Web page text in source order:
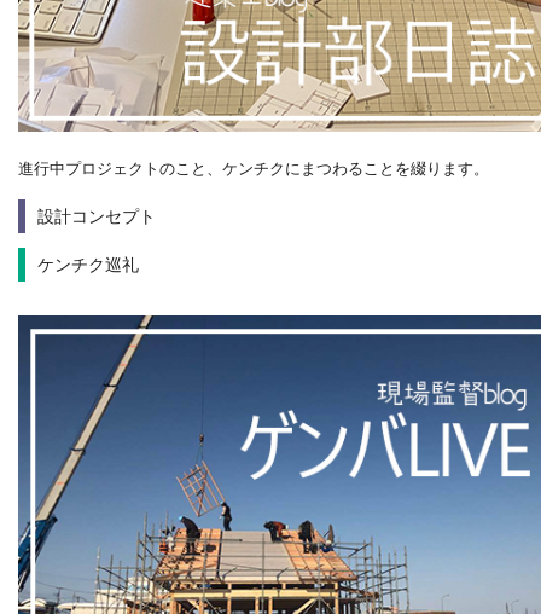
進行中プロジェクトのこと、ケンチクにまつわることを綴ります。
設計コンセプト
ケンチク巡礼